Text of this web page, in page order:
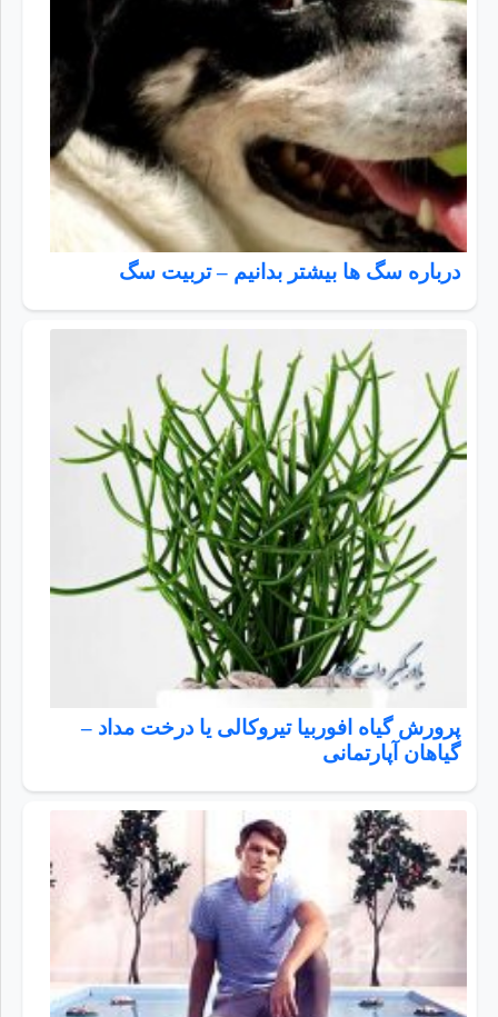
درباره سگ ها بیشتر بدانیم – تربیت سگ
پرورش گیاه افوربیا تیروکالی یا درخت مداد –
گیاهان آپارتمانی